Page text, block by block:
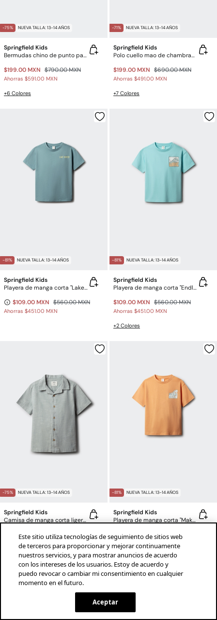
-75% NUEVA TALLA: 13-14 AÑOS
Springfield Kids
Bermudas chino de punto para niño
$199.00 MXN $790.00 MXN
Ahorras $591.00 MXN
+6 Colores
-71% NUEVA TALLA: 13-14 AÑOS
Springfield Kids
Polo cuello mao de chambray para niño
$199.00 MXN $690.00 MXN
Ahorras $491.00 MXN
+7 Colores
-81% NUEVA TALLA: 13-14 AÑOS
Springfield Kids
Playera de manga corta "Lake Surfer" niño
$109.00 MXN $560.00 MXN
Ahorras $451.00 MXN
-81% NUEVA TALLA: 13-14 AÑOS
Springfield Kids
Playera de manga corta "Endless Summer" niño
$109.00 MXN $560.00 MXN
Ahorras $451.00 MXN
+2 Colores
-75% NUEVA TALLA: 13-14 AÑOS
Springfield Kids
Camisa de manga corta ligera para niño
$199.00 MXN
$790.00 MXN
Ahorras$591.00 MXN
+3 Colores
-81% NUEVA TALLA: 13-14 AÑOS
Springfield Kids
Playera de manga corta "Make Wavesr" niño
$109.00 MXN $560.00 MXN
Ahorras$451.00 MXN
+2 Colores
¡descarga la app!
Este sitio utiliza tecnologías de seguimiento de sitios web
de terceros para proporcionar y mejorar continuamente
nuestros servicios, y para mostrar anuncios de acuerdo
con los intereses de los usuarios. Estoy de acuerdo y
puedo revocar o cambiar mi consentimiento en cualquier
momento en el futuro.
Aceptar